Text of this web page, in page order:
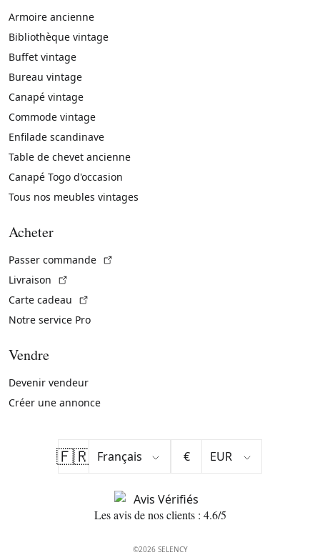
Armoire ancienne
Bibliothèque vintage
Buffet vintage
Bureau vintage
Canapé vintage
Commode vintage
Enfilade scandinave
Table de chevet ancienne
Canapé Togo d'occasion
Tous nos meubles vintages
Acheter
Passer commande
Livraison
Carte cadeau
Notre service Pro
Vendre
Devenir vendeur
Créer une annonce
🇫🇷 €
Les avis de nos clients : 4.6/5
©2026 SELENCY